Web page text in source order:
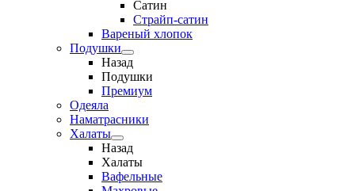
Сатин
Страйп-сатин
Вареный хлопок
Подушки
Назад
Подушки
Премиум
Одеяла
Наматрасники
Халаты
Назад
Халаты
Вафельные